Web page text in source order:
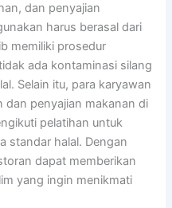
dan penyajian
harus berasal dari
memiliki prosedur
ada kontaminasi silang
Selain itu, para karyawan
dan penyajian makanan di
pelatihan untuk
standar halal. Dengan
dapat memberikan
yang ingin menikmati